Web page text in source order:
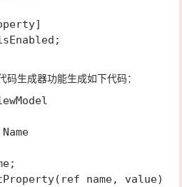
生成器功能生成如下代码：
Name
name, value);